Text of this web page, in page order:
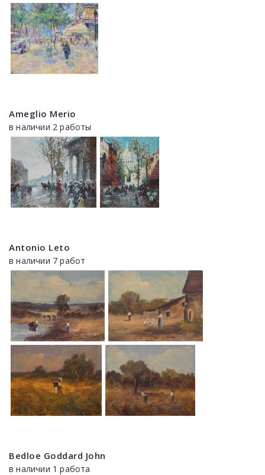
Ameglio Merio
в наличии 2 работы
Antonio Leto
в наличии 7 работ
Bedloe Goddard John
в наличии 1 работа